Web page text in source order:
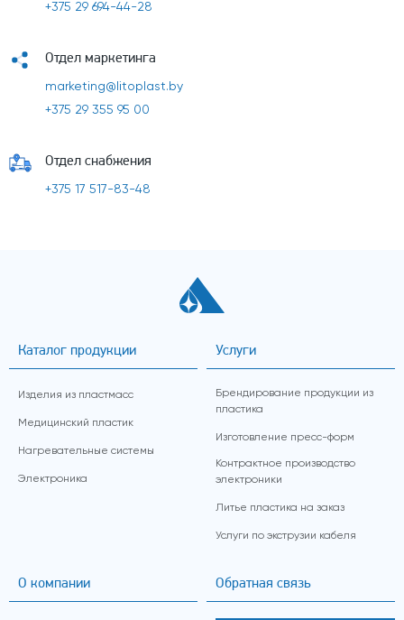
+375 29 694-44-28
Отдел маркетинга
marketing@litoplast.by
+375 29 355 95 00
Отдел снабжения
+375 17 517-83-48
Каталог продукции
Изделия из пластмасс
Медицинский пластик
Нагревательные системы
Электроника
Услуги
Брендирование продукции из
пластика
Изготовление пресс-форм
Контрактное производство
электроники
Литье пластика на заказ
Услуги по экструзии кабеля
О компании Обратная связь